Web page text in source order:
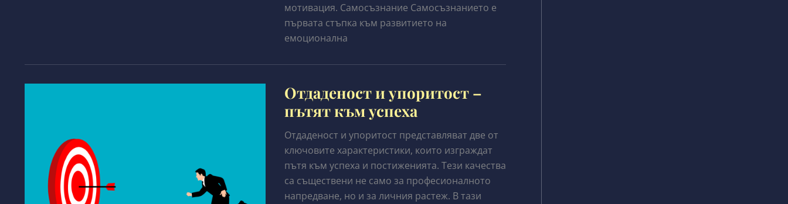
мотивация. Самосъзнание Самосъзнанието е
първата стъпка към развитието на
емоционална
Отдаденост и упоритост –
пътят към успеха
Отдаденост и упоритост представляват две от
ключовите характеристики, които изграждат
пътя към успеха и постиженията. Тези качества
са съществени не само за професионалното
напредване, но и за личния растеж. В тази